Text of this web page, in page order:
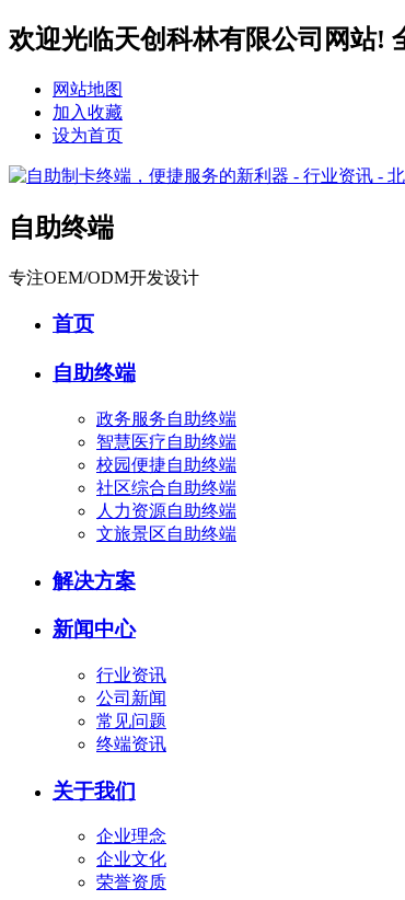
欢迎光临天创科林有限公司网站!
网站地图
加入收藏
设为首页
自助终端
专注OEM/ODM开发设计
首页
自助终端
政务服务自助终端
智慧医疗自助终端
校园便捷自助终端
社区综合自助终端
人力资源自助终端
文旅景区自助终端
解决方案
新闻中心
行业资讯
公司新闻
常见问题
终端资讯
关于我们
企业理念
企业文化
荣誉资质